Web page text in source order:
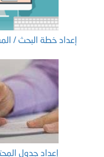
إعداد خطة البحث /
إعداد جدول